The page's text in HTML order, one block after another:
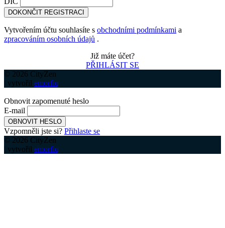
DOKONČIT REGISTRACI
Vytvořením účtu souhlasíte s obchodními podmínkami a
zpracováním osobních údajů .
Již máte účet?
PŘIHLÁSIT SE
© 2026 CityZen
| vytvořil emorfiq
Obnovit zapomenuté heslo
E-mail
OBNOVIT HESLO
Vzpomněli jste si? Přihlaste se
© 2026 CityZen
| vytvořil emorfiq